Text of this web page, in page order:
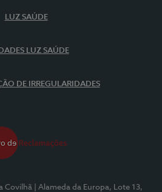
LUZ SAÚDE
LUZ SAÚDE
DE IRREGULARIDADES
Covilhã
| Alameda da Europa, Lote 13,